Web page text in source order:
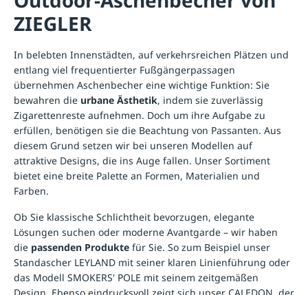
ZIEGLER
In belebten Innenstädten, auf verkehrsreichen Plätzen und
entlang viel frequentierter Fußgängerpassagen
übernehmen Aschenbecher eine wichtige Funktion: Sie
bewahren die urbane Ästhetik, indem sie zuverlässig
Zigarettenreste aufnehmen. Doch um ihre Aufgabe zu
erfüllen, benötigen sie die Beachtung von Passanten. Aus
diesem Grund setzen wir bei unseren Modellen auf
attraktive Designs, die ins Auge fallen. Unser Sortiment
bietet eine breite Palette an Formen, Materialien und
Farben.
Ob Sie klassische Schlichtheit bevorzugen, elegante
Lösungen suchen oder moderne Avantgarde – wir haben
die passenden Produkte für Sie. So zum Beispiel unser
Standascher LEYLAND mit seiner klaren Linienführung oder
das Modell SMOKERS' POLE mit seinem zeitgemäßen